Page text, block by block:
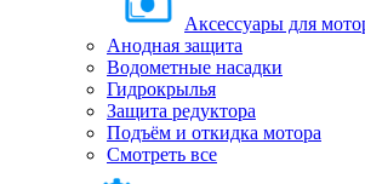
Аксессуары для
Анодная защита
Водометные насадки
Гидрокрылья
Защита редуктора
Подъём и откидка мотора
Смотреть все